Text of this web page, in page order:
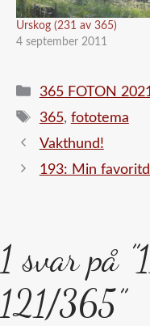
Urskog (231 av 365)
4 september 2011
Kategorier
365 FOTON
Etiketter
365, fototema
Vakthund!
193: Min
1 svar på
121/365”